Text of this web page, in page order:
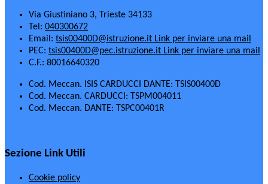
Via Giustiniano 3, Trieste 34133
Tel: 040300672
Email: tsis00400D@istruzione.it Link per inviare una mail
PEC: tsis00400D@pec.istruzione.it Link per inviare una mail
C.F.: 80016640320
Cod. Meccan. ISIS CARDUCCI DANTE: TSIS00400D
Cod. Meccan. CARDUCCI: TSPM004011
Cod. Meccan. DANTE: TSPC00401R
Sezione Link Utili
Cookie policy